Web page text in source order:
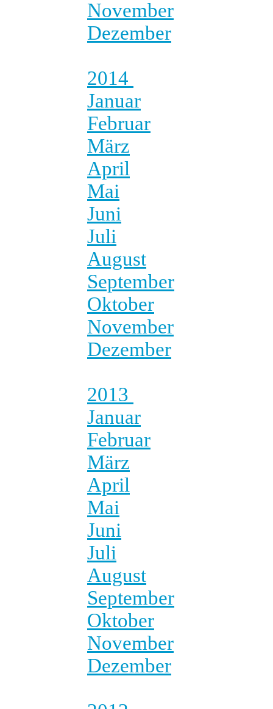
November
Dezember
2014
Januar
Februar
März
April
Mai
Juni
Juli
August
September
Oktober
November
Dezember
2013
Januar
Februar
März
April
Mai
Juni
Juli
August
September
Oktober
November
Dezember